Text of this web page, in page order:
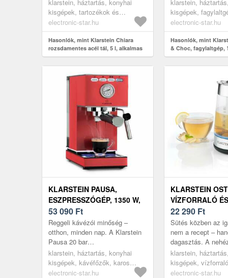
ROZSDAMENTES
konyhákba, és örömet és hat...
klarstein, háztartás, konyhai
kisgépek, tartozékok és
alkatrészek konyhai
electronic-star.hu
Hasonlók, mint Klarstein Chiara
rozsdamentes acél tál, 5 l, alkalmas
mosogatógépbe, ergonomikus
fogantyú, kompatibilis,
rozsdamentes
alapanyagokból
klarstein,
kisgépek,
electronic-star.hu
Hasonlók, mint
& Choc, fagylaltgép,
megtartó funkció
KLARSTEIN PAUSA,
ESZPRESSZÓGÉP, 1350 W,
20 BAR, 1, 4 L,
ROZSDAMENTES ACÉL
53 090 Ft
Reggeli kávézói minőség –
otthon, minden nap. A Klarstein
Pausa 20 bar
szivattyúnyomással és 1 350 W
teljesítménnyel készíti el az
eszpresszót, ame...
klarstein, háztartás, konyhai
kisgépek, kávéfőzők, karos
kávéfőzők
electronic-star.hu
KLARSTEIN
VÍZFORRALÓ
2 AZ 1-BEN, 1, 7
LED,
ACÉL, ÜVEG
22 290 Ft
Sütés közben az
nem a recept –
dagasztás. A
kézzel gyúrva
elfárasztja az
pe...
klarstein,
kisgépek,
electronic-star.hu